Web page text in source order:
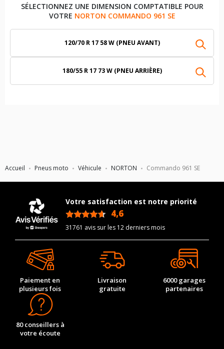
Accueil Pneus moto Véhicule NORTON Commando 961 SE
SÉLECTIONNEZ UNE DIMENSION COMPTATIBLE POUR
VOTRE NORTON COMMANDO 961 SE
120/70 R 17 58 W (PNEU AVANT)
180/55 R 17 73 W (PNEU ARRIÈRE)
Votre satisfaction est notre priorité
4,6
31761 avis sur les 12 derniers mois
Paiement en
plusieurs fois
Livraison
gratuite
6000 garages
partenaires
80 conseillers à
votre écoute